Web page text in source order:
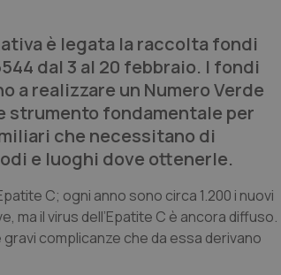
è legata la raccolta fondi
dal 3 al 20 febbraio. I fondi
a realizzare un Numero Verde
strumento fondamentale per
che necessitano di
e luoghi dove ottenerle.
C; ogni anno sono circa 1.200 i nuovi
ma il virus dell’Epatite C è ancora diffuso.
gravi complicanze che da essa derivano